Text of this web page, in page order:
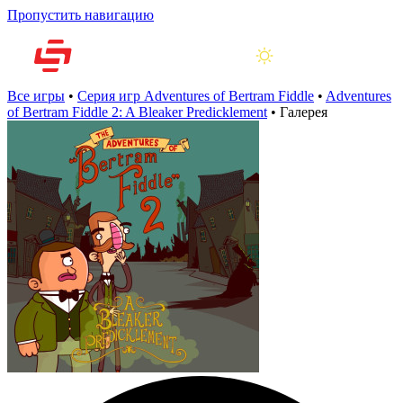
Пропустить навигацию
Все игры • Серия игр Adventures of Bertram Fiddle • Adventures
of Bertram Fiddle 2: A Bleaker Predicklement • Галерея